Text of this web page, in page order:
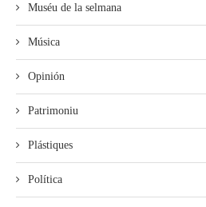
Muséu de la selmana
Música
Opinión
Patrimoniu
Plástiques
Política